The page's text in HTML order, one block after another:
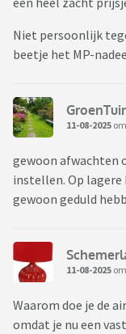
Niet persoonlijk
beetje het MP-
11-08-2025
gewoon afwachten
instellen. Op
gewoon geduld
11-08-2025
Waarom doe je de
omdat je nu een